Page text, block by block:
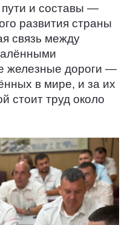
и составы —
развития страны
связь между
железные дороги —
в мире, и за их
стоит труд около